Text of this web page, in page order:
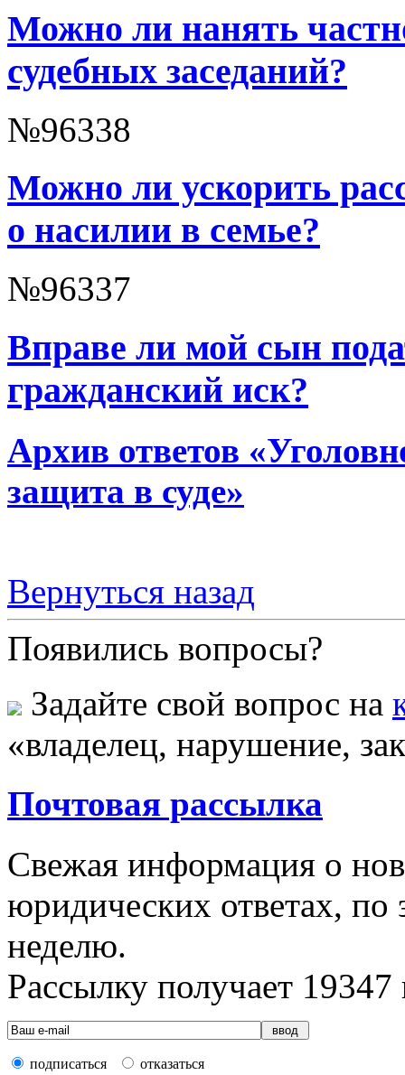
Можно ли нанять
судебных заседаний?
№96338
Можно ли ускорить
о насилии в семье?
№96337
Вправе ли мой сын
гражданский иск?
Архив ответов
защита в суде»
Вернуться назад
Появились вопросы?
Задайте свой вопрос на
«владелец, нарушение,
Почтовая рассылка
Свежая информация о
юридических ответах, по
неделю.
Рассылку получает 19347
подписаться отказаться